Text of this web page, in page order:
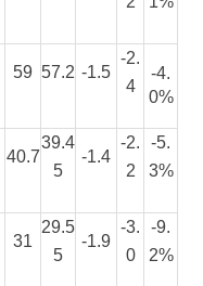
59 57.2 -1.5
-2.
4
-4.
0%
40.7
39.4
5
-1.4
-2.
2
-5.
3%
31
29.5
5
-1.9
-3.
0
-9.
2%